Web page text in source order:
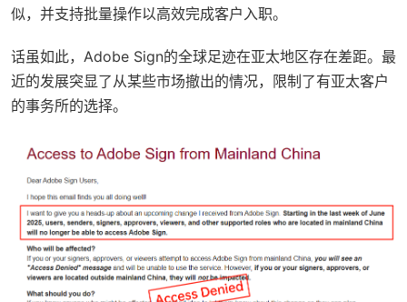
似，并支持批量操作以高效完成客户入职。
话虽如此，Adobe Sign的全球足迹在亚太地区存在差距。最
近的发展突显了从某些市场撤出的情况，限制了有亚太客户
的事务所的选择。